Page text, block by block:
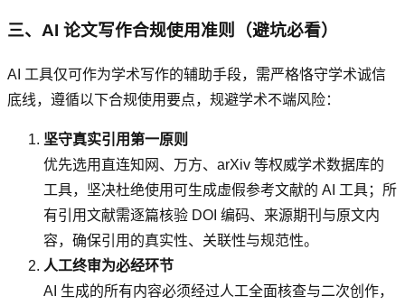
三、AI 论文写作合规使用准则（避坑必看）
AI 工具仅可作为学术写作的辅助手段，需严格恪守学术诚信
底线，遵循以下合规使用要点，规避学术不端风险：
坚守真实引用第一原则
优先选用直连知网、万方、arXiv 等权威学术数据库的
工具，坚决杜绝使用可生成虚假参考文献的 AI 工具；所
有引用文献需逐篇核验 DOI 编码、来源期刊与原文内
容，确保引用的真实性、关联性与规范性。
人工终审为必经环节
AI 生成的所有内容必须经过人工全面核查与二次创作，